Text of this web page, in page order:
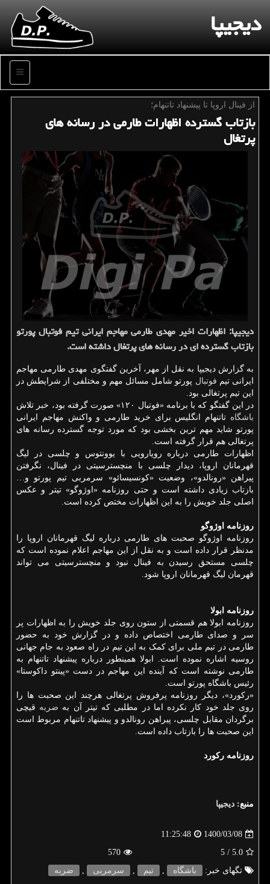
دیجیپا
منو
از فینال اروپا تا پیشنهاد تاتنهام؛
بازتاب گسترده اظهارات طارمی در رسانه های
پرتغال
دیجیپا: اظهارات اخیر مهدی طارمی مهاجم ایرانی تیم فوتبال پورتو
بازتاب گسترده ای در رسانه های پرتغال داشته است.
به گزارش دیجیپا به نقل از مهر، آخرین گفتگوی مهدی طارمی مهاجم
ایرانی تیم فوتبال پورتو شامل مسائل مهم و مختلفی از شرایطش در
این تیم پرتغالی بود.
در این گفتگو که با برنامه «فوتبال ۱۲۰» صورت گرفته بود، خبر تلاش
باشگاه تاتنهام انگلیس برای خرید طارمی و واکنش مهاجم ایرانی
پورتو شاید مهم ترین بخشی بود که مورد توجه گسترده رسانه های
پرتغالی هم قرار گرفته است.
اظهارات طارمی درباره رویارویی با یوونتوس و چلسی در لیگ
قهرمانان اروپا، دیدار چلسی با منچسترسیتی در فینال، نگرفتن
پیراهن «رونالدو»، وضعیت «کونسیسائو» سرمربی تیم پورتو و…
بازتاب زیادی داشته است و حتی روزنامه «اوژوگو» تیتر و عکس
اصلی جلد خویش را به این اظهارات مختص کرده است.
روزنامه اوژوگو
روزنامه اوژوگو صحبت های طارمی درباره لیگ قهرمانان اروپا را
مدنظر قرار داده است و به نقل از این مهاجم اعلام نموده است که
چلسی مستحق رسیدن به فینال نبود و منچسترسیتی می تواند
قهرمان لیگ قهرمانان اروپا شود.
روزنامه ابولا
روزنامه ابولا هم قسمتی از ستون روی جلد خویش را به اظهارات پر
سر و صدای طارمی اختصاص داده و در گزارش خود به حضور
طارمی در تیم ملی برای کمک به این تیم در راه صعود به جام جهانی
روسیه اشاره نموده است. ابولا همینطور درباره پیشنهاد تاتنهام به
طارمی نوشته است که آینده این مهاجم در دست «پینتو داکوستا»
رئیس باشگاه پورتو است.
«رکورد»، دیگر روزنامه پرفروش پرتغالی هرچند این صحبت ها را
روی جلد خود کار نکرده اما در مطلبی که تیتر آن به ضربه قیچی
برگردان مقابل چلسی، پیراهن رونالدو و پیشنهاد تاتنهام مربوط است
این صحبت ها را بازتاب داده است.
روزنامه رکورد
منبع: دیجیپا
1400/03/08
11:25:48
5.0
/ 5
570
تگهای خبر:
باشگاه , تیم , سرمربی , ضربه